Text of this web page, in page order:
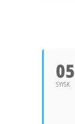
05
SYYSK